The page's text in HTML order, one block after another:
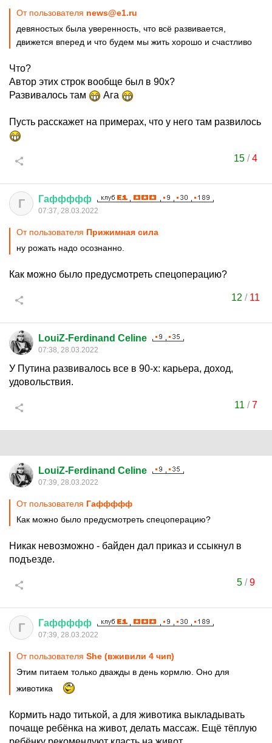
От пользователя news@e1.ru
девяностых была уверенность, что всё развивается,
движется вперед и что будем мы жить хорошо и счастливо
Что?
Автор этих строк вообще был в 90х?
Развивалось там
Ага
Пусть расскажет на примерах, что у него там развилось
15 /4
Г Гаффффф
07:37, 28.03.2022
От пользователя Прижимная сила
ну рожать надо осознанно.
Как можно было предусмотреть спецоперацию?
12 / 11
LouiZ-Ferdinand Celine
07:38, 28.03.2022
У Путина развивалось все в 90-х: карьера, доход,
удовольствия.
11 /7
LouiZ-Ferdinand Celine
07:39, 28.03.2022
От пользователя Гаффффф
Как можно было предусмотреть спецоперацию?
Никак невозможно - байден дал приказ и ссыкнул в
подъезде.
5/9
Г Гаффффф
07:39, 28.03.2022
От пользователя She (вживили 4 чип)
Этим питаем только дважды в день кормлю. Оно для
животика
Кормить надо титькой, а для животика выкладывать
почаще ребёнка на живот, делать массаж. Ещё тёплую